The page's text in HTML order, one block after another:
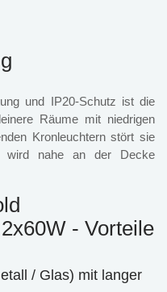
und IP20-Schutz ist die
Räume mit niedrigen
Kronleuchtern stört sie
wird nahe an der Decke
- Vorteile
/ Glas) mit langer